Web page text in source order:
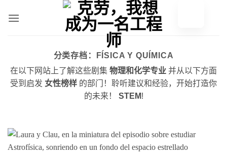
分类存档：
FÍSICA Y QUÍMICA
在以下网站上了解这些剧集 物理和化学专业 并从以下方面
受到启发 女性榜样 的部门！聆听建议和经验，开始打造你
的未来！ STEM!